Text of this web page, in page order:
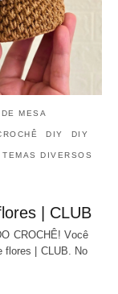
MESA
DIY DIY
TEMAS DIVERSOS
| CLUB
CROCHÊ! Você
flores | CLUB. No